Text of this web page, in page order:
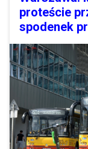
proteście
spodenek